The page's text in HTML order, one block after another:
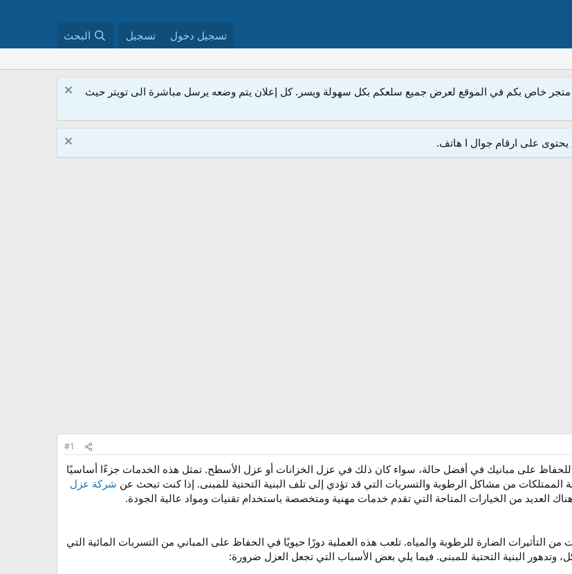
تسجيل دخول تسجيل البحث
متجر خاص بكم في الموقع لعرض جميع سلعكم بكل سهولة ويسر. كل إعلان يتم وضعه يرسل مباشرة الى تويتر حيث
على ارقام جوال ا هاتف.
#1
على مبانيك في أفضل حالة، سواء كان ذلك في عزل الخزانات أو عزل الأسطح. تمثل هذه الخدمات جزءًا أساسيًا
الممتلكات من مشاكل الرطوبة والتسربات التي قد تؤدي إلى تلف البنية التحتية للمبنى. إذا كنت تبحث عن شركة عزل
العديد من الخيارات المتاحة التي تقدم خدمات مهنية ومتخصصة باستخدام تقنيات ومواد عالية الجودة.
التأثيرات الضارة للرطوبة والمياه. تلعب هذه العملية دورًا حيويًا في الحفاظ على المباني من التسربات المائية التي
وتدهور البنية التحتية للمبنى. فيما يلي بعض الأسباب التي تجعل العزل ضرورة: